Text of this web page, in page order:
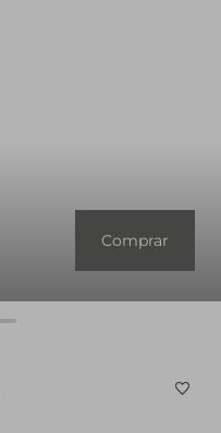
Comprar